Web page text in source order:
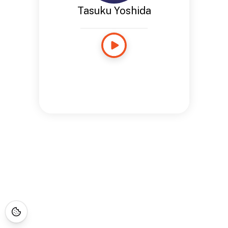
Tasuku Yoshida